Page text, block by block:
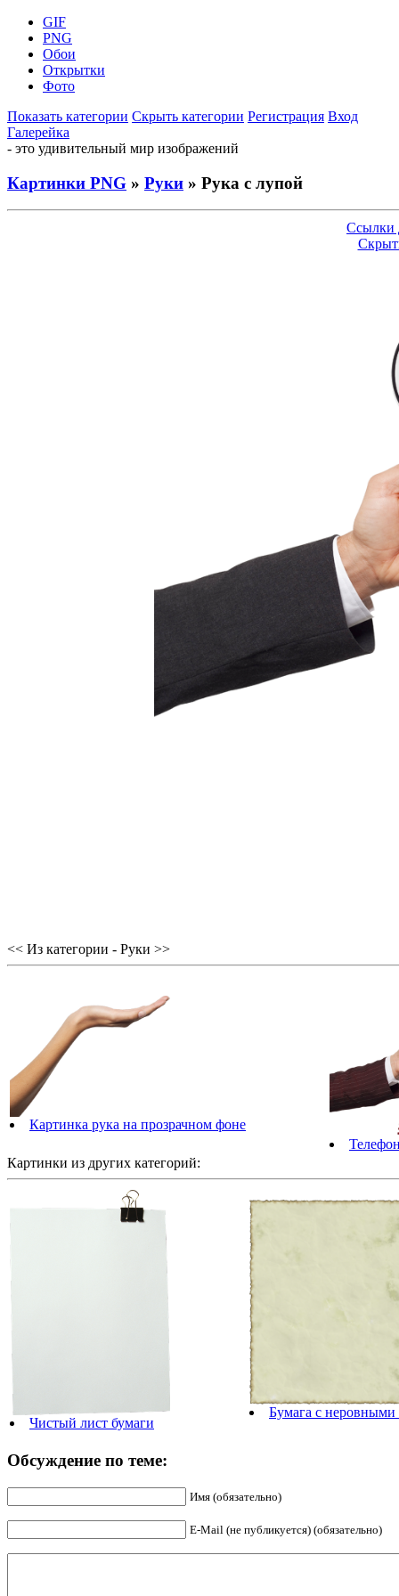
GIF
PNG
Обои
Открытки
Фото
Показать категории Скрыть категории Регистрация Вход
Галерейка
- это удивительный мир изображений
Картинки PNG » Руки » Рука с лупой
Ссылки
<< Из категории - Руки >>
Картинка рука на прозрачном фоне
Картинки из других категорий:
Чистый лист бумаги
Бумага с неровными
Обсуждение по теме:
Имя (обязательно)
E-Mail (не публикуется) (обязательно)